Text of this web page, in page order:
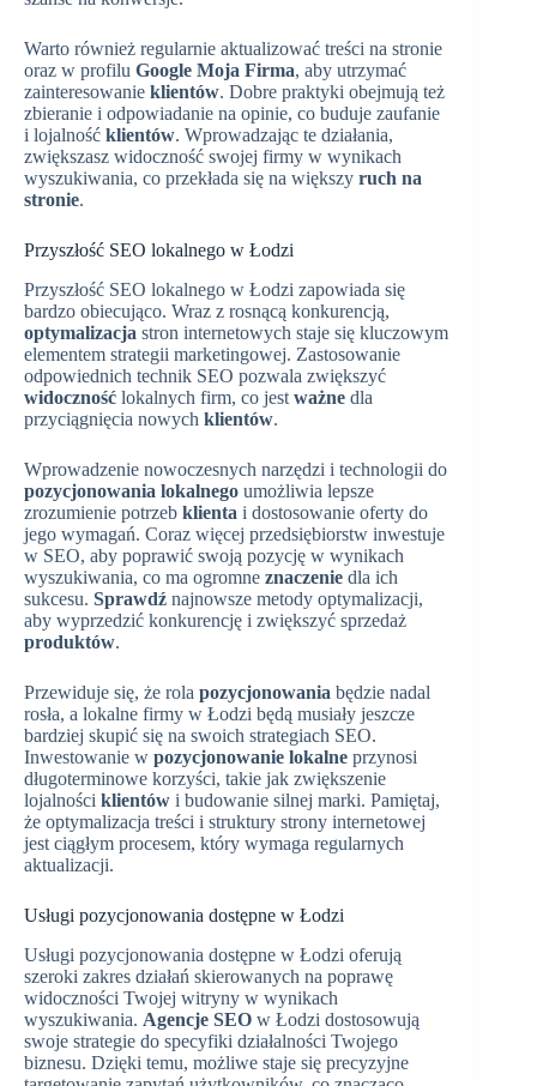
Warto również regularnie aktualizować treści na stronie
oraz w profilu Google Moja Firma, aby utrzymać
zainteresowanie klientów. Dobre praktyki obejmują też
zbieranie i odpowiadanie na opinie, co buduje zaufanie
i lojalność klientów. Wprowadzając te działania,
zwiększasz widoczność swojej firmy w wynikach
wyszukiwania, co przekłada się na większy ruch na
stronie.
Przyszłość SEO lokalnego w Łodzi
Przyszłość SEO lokalnego w Łodzi zapowiada się
bardzo obiecująco. Wraz z rosnącą konkurencją,
optymalizacja stron internetowych staje się kluczowym
elementem strategii marketingowej. Zastosowanie
odpowiednich technik SEO pozwala zwiększyć
widoczność lokalnych firm, co jest ważne dla
przyciągnięcia nowych klientów.
Wprowadzenie nowoczesnych narzędzi i technologii do
pozycjonowania lokalnego umożliwia lepsze
zrozumienie potrzeb klienta i dostosowanie oferty do
jego wymagań. Coraz więcej przedsiębiorstw inwestuje
w SEO, aby poprawić swoją pozycję w wynikach
wyszukiwania, co ma ogromne znaczenie dla ich
sukcesu. Sprawdź najnowsze metody optymalizacji,
aby wyprzedzić konkurencję i zwiększyć sprzedaż
produktów.
Przewiduje się, że rola pozycjonowania będzie nadal
rosła, a lokalne firmy w Łodzi będą musiały jeszcze
bardziej skupić się na swoich strategiach SEO.
Inwestowanie w pozycjonowanie lokalne przynosi
długoterminowe korzyści, takie jak zwiększenie
lojalności klientów i budowanie silnej marki. Pamiętaj,
że optymalizacja treści i struktury strony internetowej
jest ciągłym procesem, który wymaga regularnych
aktualizacji.
Usługi pozycjonowania dostępne w Łodzi
Usługi pozycjonowania dostępne w Łodzi oferują
szeroki zakres działań skierowanych na poprawę
widoczności Twojej witryny w wynikach
wyszukiwania. Agencje SEO w Łodzi dostosowują
swoje strategie do specyfiki działalności Twojego
biznesu. Dzięki temu, możliwe staje się precyzyjne